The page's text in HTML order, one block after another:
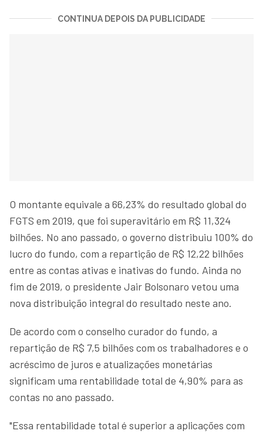
CONTINUA DEPOIS DA PUBLICIDADE
O montante equivale a 66,23% do resultado global do
FGTS em 2019, que foi superavitário em R$ 11,324
bilhões. No ano passado, o governo distribuiu 100% do
lucro do fundo, com a repartição de R$ 12,22 bilhões
entre as contas ativas e inativas do fundo. Ainda no
fim de 2019, o presidente Jair Bolsonaro vetou uma
nova distribuição integral do resultado neste ano.
De acordo com o conselho curador do fundo, a
repartição de R$ 7,5 bilhões com os trabalhadores e o
acréscimo de juros e atualizações monetárias
significam uma rentabilidade total de 4,90% para as
contas no ano passado.
"Essa rentabilidade total é superior a aplicações com